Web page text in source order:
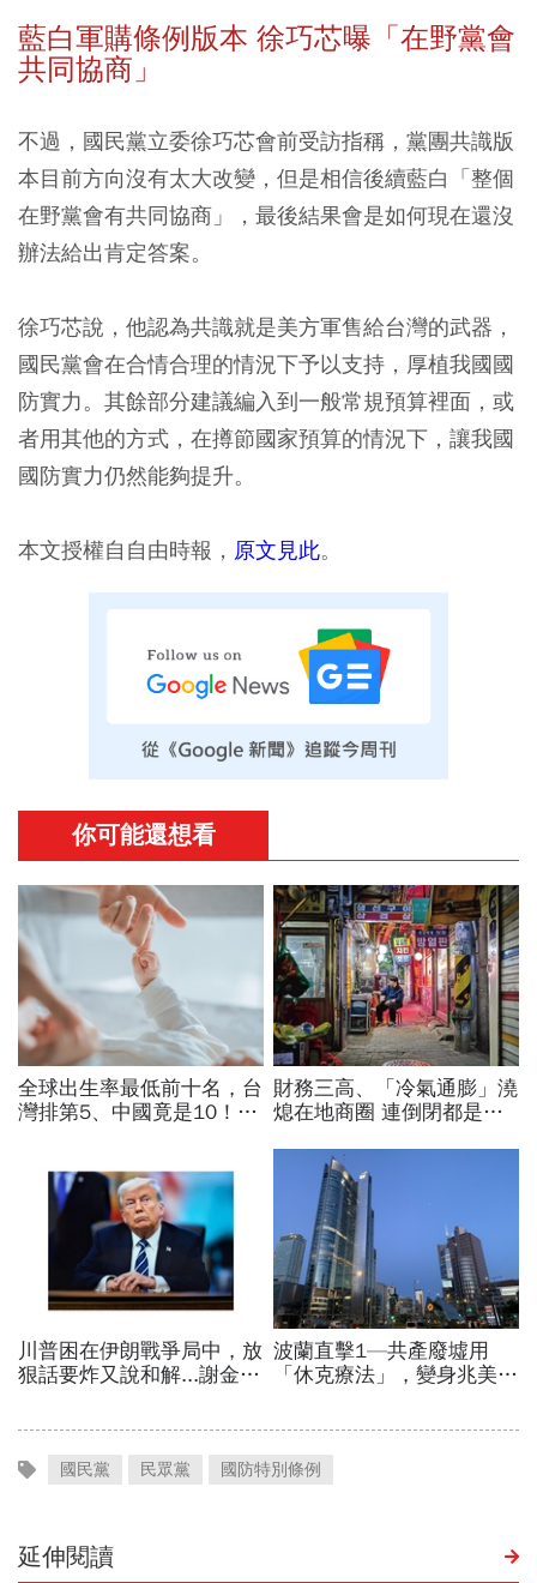
藍白軍購條例版本 徐巧芯曝「在野黨會
共同協商」
不過，國民黨立委徐巧芯會前受訪指稱，黨團共識版
本目前方向沒有太大改變，但是相信後續藍白「整個
在野黨會有共同協商」，最後結果會是如何現在還沒
辦法給出肯定答案。
徐巧芯說，他認為共識就是美方軍售給台灣的武器，
國民黨會在合情合理的情況下予以支持，厚植我國國
防實力。其餘部分建議編入到一般常規預算裡面，或
者用其他的方式，在撙節國家預算的情況下，讓我國
國防實力仍然能夠提升。
本文授權自自由時報， 原文見此。
國民黨 民眾黨 國防特別條例
延伸閱讀